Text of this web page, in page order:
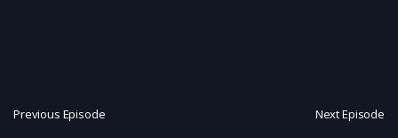
Previous Episode Next Episode